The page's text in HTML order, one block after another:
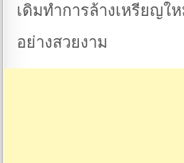
เดิมทำการล้างเหรียญใ
อย่างสวยงาม